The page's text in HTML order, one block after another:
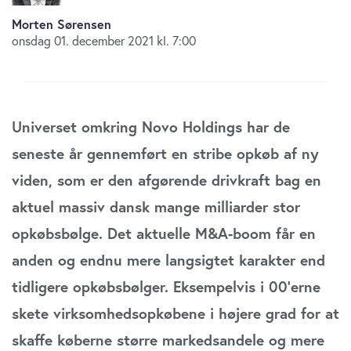
Morten Sørensen
onsdag 01. december 2021 kl. 7:00
Universet omkring Novo Holdings har de
seneste år gennemført en stribe opkøb af ny
viden, som er den afgørende drivkraft bag en
aktuel massiv dansk mange milliarder stor
opkøbsbølge. Det aktuelle M&A-boom får en
anden og endnu mere langsigtet karakter end
tidligere opkøbsbølger. Eksempelvis i 00’erne
skete virksomhedsopkøbene i højere grad for at
skaffe køberne større markedsandele og mere